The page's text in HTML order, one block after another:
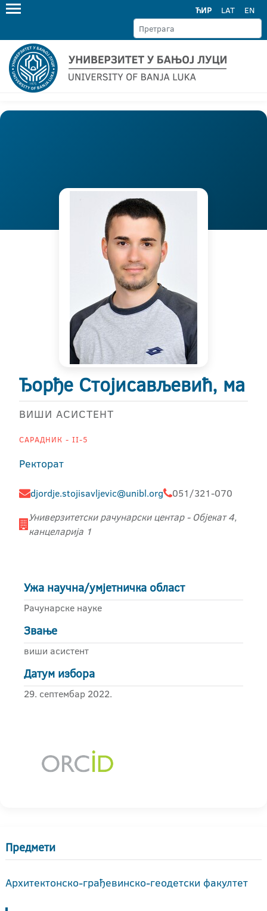
ЋИР LAT EN
Ђорђе Стојисављевић, ма
ВИШИ АСИСТЕНТ
САРАДНИК - II-5
Ректорат
djordje.stojisavljevic@unibl.org
051/321-070
Универзитетски рачунарски центар - Објекат 4,
канцеларија 1
Ужа научна/умјетничка област
Рачунарске науке
Звање
виши асистент
Датум избора
29. септембар 2022.
Предмети
Архитектонско-грађевинско-геодетски факултет